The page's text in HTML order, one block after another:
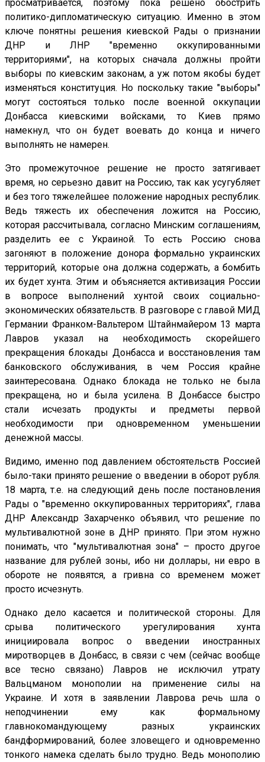
просматривается, поэтому пока решено обострить
политико-дипломатическую ситуацию. Именно в этом
ключе понятны решения киевской Рады о признании
ДНР и ЛНР "временно оккупированными
территориями", на которых сначала должны пройти
выборы по киевским законам, а уж потом якобы будет
изменяться конституция. Но поскольку такие "выборы"
могут состояться только после военной оккупации
Донбасса киевскими войсками, то Киев прямо
намекнул, что он будет воевать до конца и ничего
выполнять не намерен.
Это промежуточное решение не просто затягивает
время, но серьезно давит на Россию, так как усугубляет
и без того тяжелейшее положение народных республик.
Ведь тяжесть их обеспечения ложится на Россию,
которая рассчитывала, согласно Минским соглашениям,
разделить ее с Украиной. То есть Россию снова
загоняют в положение донора формально украинских
территорий, которые она должна содержать, а бомбить
их будет хунта. Этим и объясняется активизация России
в вопросе выполнений хунтой своих социально-
экономических обязательств. В разговоре с главой МИД
Германии Франком-Вальтером Штайнмайером 13 марта
Лавров указал на необходимость скорейшего
прекращения блокады Донбасса и восстановления там
банковского обслуживания, в чем Россия крайне
заинтересована. Однако блокада не только не была
прекращена, но и была усилена. В Донбассе быстро
стали исчезать продукты и предметы первой
необходимости при одновременном уменьшении
денежной массы.
Видимо, именно под давлением обстоятельств Россией
было-таки принято решение о введении в оборот рубля.
18 марта, т.е. на следующий день после постановления
Рады о "временно оккупированных территориях", глава
ДНР Александр Захарченко объявил, что решение по
мультивалютной зоне в ДНР принято. При этом нужно
понимать, что "мультивалютная зона" – просто другое
название для рублей зоны, ибо ни доллары, ни евро в
обороте не появятся, а гривна со временем может
просто исчезнуть.
Однако дело касается и политической стороны. Для
срыва политического урегулирования хунта
инициировала вопрос о введении иностранных
миротворцев в Донбасс, в связи с чем (сейчас вообще
все тесно связано) Лавров не исключил утрату
Вальцманом монополии на применение силы на
Украине. И хотя в заявлении Лаврова речь шла о
неподчинении ему как формальному
главнокомандующему разных украинских
бандформирований, более зловещего и одновременно
тонкого намека сделать было трудно. Ведь монополию